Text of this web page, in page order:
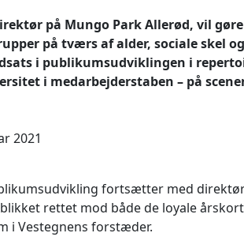
på Mungo Park Allerød, vil
på tværs af alder, sociale skel
i publikumsudviklingen i
i medarbejderstaben – på
2021
fortsætter med
rettet mod både de loyale
i Vestegnens forstæder.